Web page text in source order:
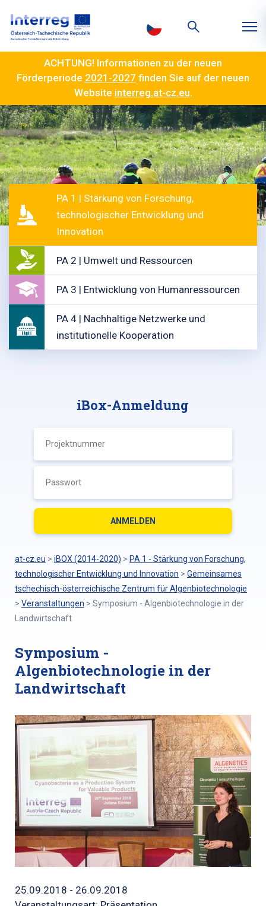
ACHTUNG! Informationen zu der neuen
Förderperiode 2021-2027 finden Sie auf der neuen
Website interreg.at-cz.eu.
PA 1 | Stärkung von Forschung,
technologischer Entwicklung und
Innovation
PA 2 | Umwelt und Ressourcen
PA 3 | Entwicklung von Humanressourcen
PA 4 | Nachhaltige Netzwerke und
institutionelle Kooperation
iBox-Anmeldung
at-cz.eu > iBOX (2014-2020) > PA 1 - Stärkung von Forschung,
technologischer Entwicklung und Innovation > Gemeinsames
tschechisch-österreichische Zentrum für Algenbiotechnologie
> Veranstaltungen > Symposium - Algenbiotechnologie in der
Landwirtschaft
Symposium -
Algenbiotechnologie in der
Landwirtschaft
25.09.2018 - 26.09.2018